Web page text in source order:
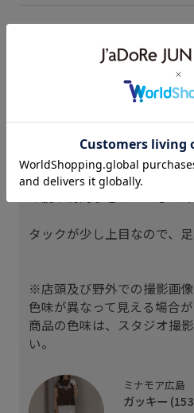
ウエストにタックのデザイ
くれる事で、スタイルアッ
ツです！
肌当たりも柔らかい素材で
袖もフレンチスリーブになっ
タックが少し上目なので、
※店頭及び野外での撮影画
色味が異なって見える場合が
商品の色味は、スタジオ撮
い。
ミナモア広島
ガッキー